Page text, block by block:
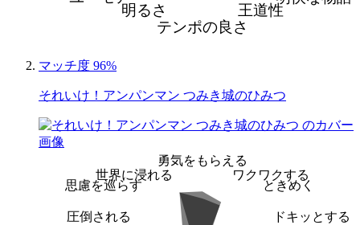
王道性
テンポの良さ
明るさ
マッチ度 96%
それいけ！アンパンマン つみき城のひみつ
勇気をもらえる
ワクワクする
ときめく
ドキッとする
圧倒される
思慮を巡らす
世界に浸れる